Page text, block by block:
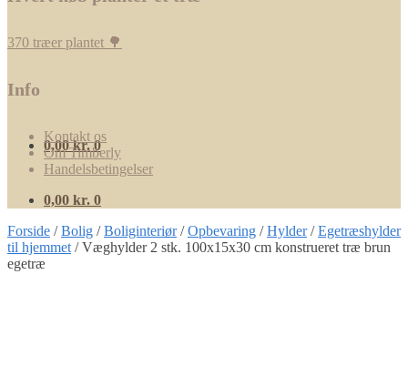
0,00kr. 0
370 træer plantet 🌳
Info
Kontakt os
Om Timberly
Handelsbetingelser
0,00 kr. 0
Forside /Bolig /Boliginteriør/Opbevaring /Hylder/Egetræshylder
til hjemmet /Væghylder 2 stk. 100x15x30 cm konstrueret træ brun
egetræ